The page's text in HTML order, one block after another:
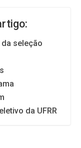
seleção
da UFRR